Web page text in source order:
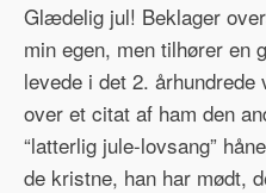
Glædelig jul! Beklager
min egen, men tilhører
levede i det 2.
over et citat af ham den
“latterlig jule-lovsang”
de kristne, han har mødt,